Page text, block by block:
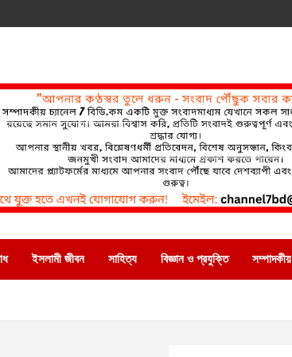
ইসলামী জীবন সাহিত্য বিজ্ঞান ও প্রযুক্তি সম্পাদকীয়